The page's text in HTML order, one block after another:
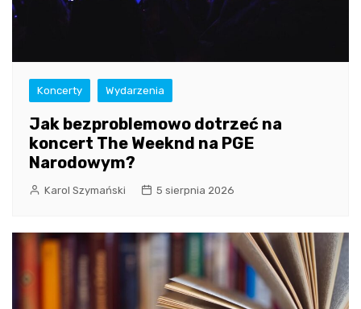
Koncerty Wydarzenia
Jak bezproblemowo dotrzeć na
koncert The Weeknd na PGE
Narodowym?
Karol Szymański 5 sierpnia 2026